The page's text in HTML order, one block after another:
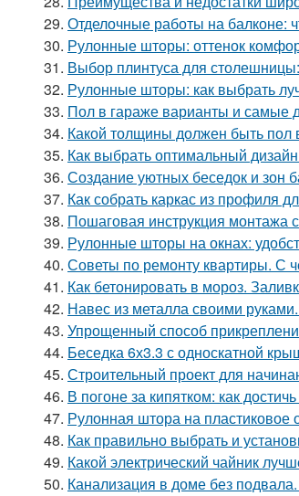
29. Отделочные работы на балконе:
30. Рулонные шторы: оттенок
31. Выбор плинтуса для
32. Рулонные шторы: как выбрать
33. Пол в гараже варианты и самые
34. Какой толщины должен быть пол
35. Как выбрать оптимальный
36. Создание уютных беседок и зон
37. Как собрать каркас из профиля
38. Пошаговая инструкция монтажа
39. Рулонные шторы на окнах:
40. Советы по ремонту квартиры. С
41. Как бетонировать в мороз.
42. Навес из металла своими
43. Упрощенный способ
44. Беседка 6х3.3 с односкатной
45. Строительный проект для
46. В погоне за кипятком: как
47. Рулонная штора на пластиковое
48. Как правильно выбрать и
49. Какой электрический чайник
50. Канализация в доме без